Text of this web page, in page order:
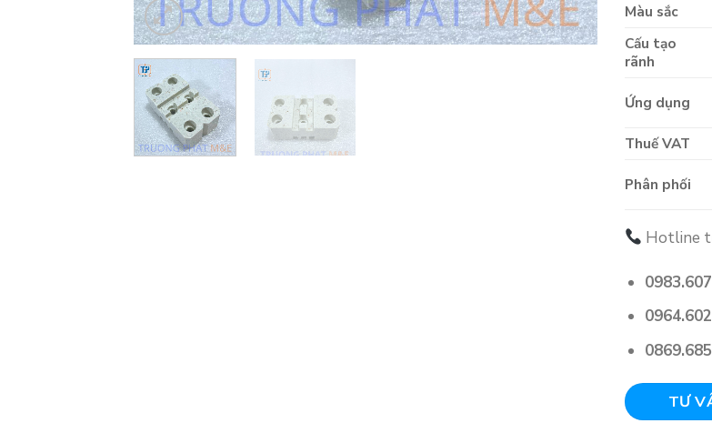
Màu sắc
Cấu tạo
rãnh
Ứng dụng
Thuế VAT
Phân phối
Hotline
TƯ